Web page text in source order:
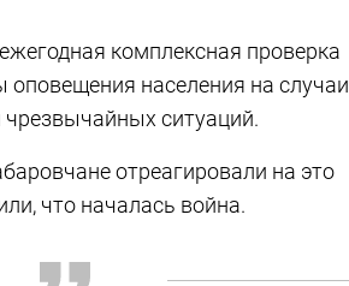
комплексная проверка
оповещения населения на случаи
ситуаций.
отреагировали на это
что началась война.